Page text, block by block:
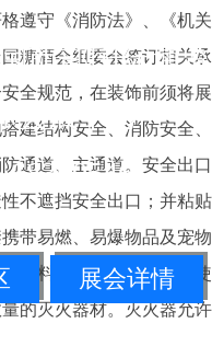
西部国际博览
会展中心
展会详情
格遵守《消防法》、《
糖酒会组委会签订相关
安全规范，在装饰前须
建结构安全、消防安全
通道、主通道。安全出
不遮挡安全出口；并粘
携带易燃、易爆物品及
材料进行装饰。如确需
的灭火器材。灭火器允